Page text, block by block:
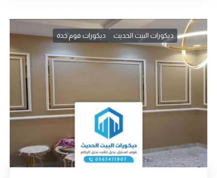
ديكورات البيت الحديث ديكورات فوم جدة